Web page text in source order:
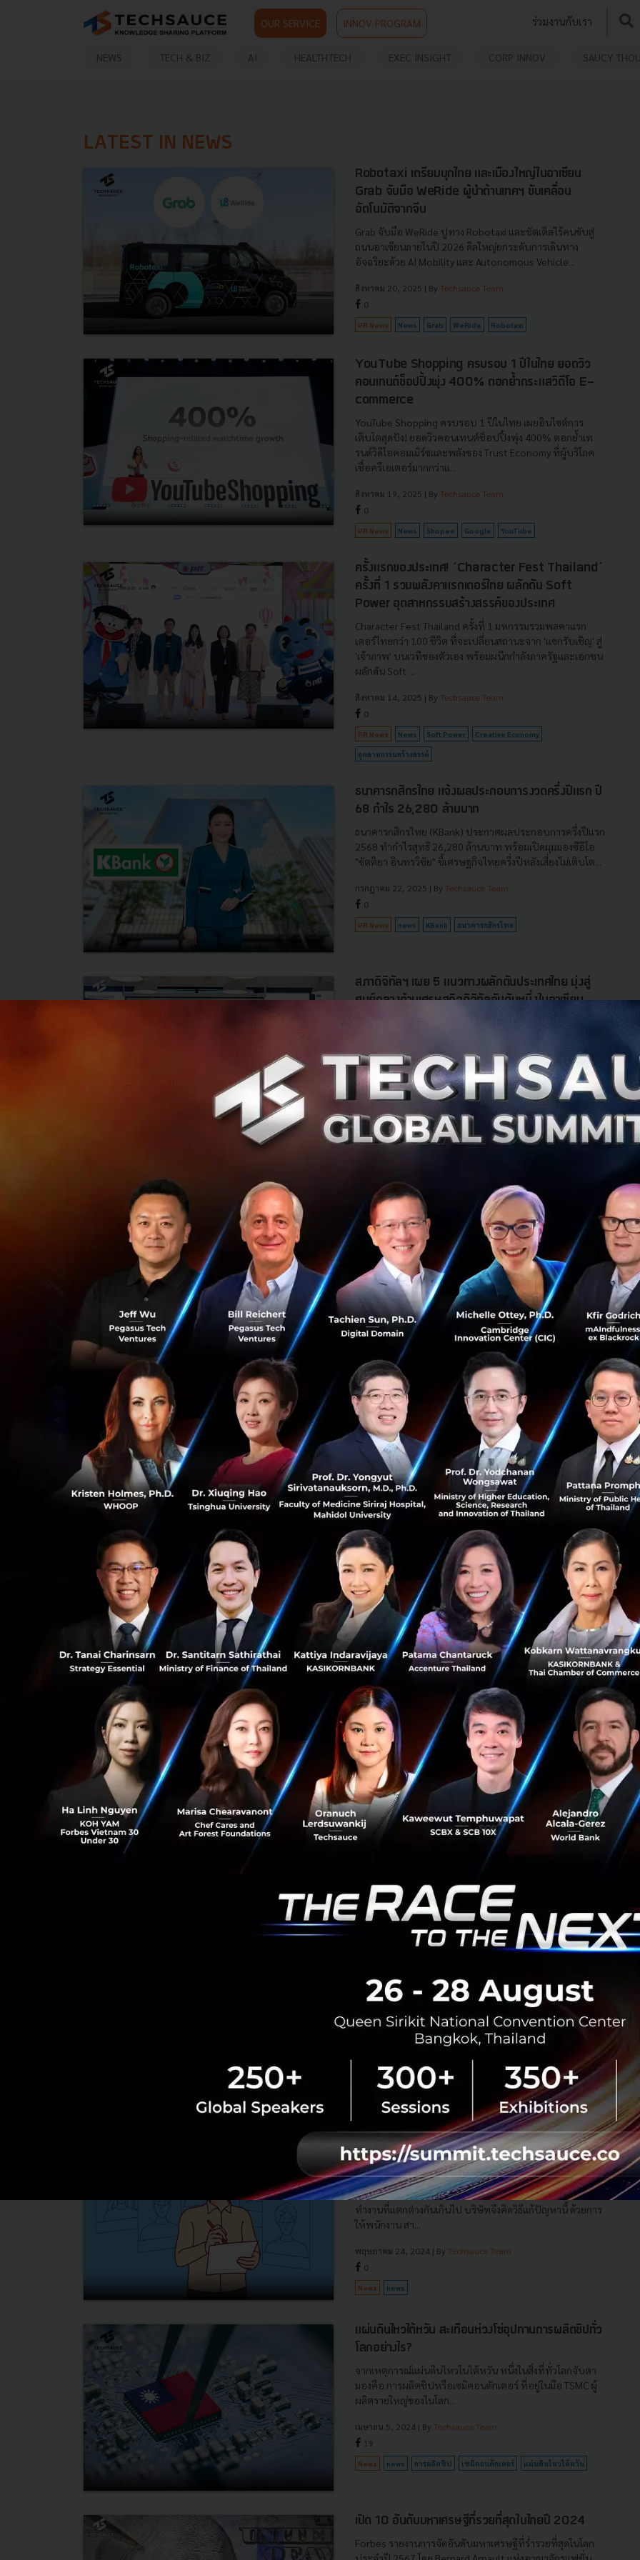
OUR SERVICE INNOV PROGRAM ร่วมงานกับเรา
NEWS TECH & BIZ AI HEALTHTECH EXEC INSIGHT CORP INNOV SAUCY
LATEST IN NEWS
Robotaxi เตรียมบุกไทย และเมืองใหญ่ในอาเซียน
Grab จับมือ WeRide ผู้นำด้านเทคฯ ขับเคลื่อน
อัตโนมัติจากจีน
Grab จับมือ WeRide ปูทาง Robotaxi และชัตเติลไร้คนขับสู่
ถนนอาเซียนภายในปี 2026 ดีลใหญ่ยกระดับการเดินทาง
อัจฉริยะด้วย AI Mobility และ Autonomous Vehicle...
สิงหาคม 20, 2025 | By Techsauce Team
0
PR News News Grab WeRide Robotaxi
YouTube Shopping ครบรอบ 1 ปีในไทย ยอดวิว
คอนเทนต์ช็อปปิ้งพุ่ง 400% ตอกย้ำกระแสวิดีโอ E-
commerce
YouTube Shopping ครบรอบ 1 ปีในไทย เผยอินไซต์การ
เติบโตสุดปัง! ยอดวิวคอนเทนต์ช็อปปิ้งพุ่ง 400% ตอกย้ำเท
รนด์วิดีโอคอมเมิร์ซและพลังของ Trust Economy ที่ผู้บริโภค
เชื่อครีเอเตอร์มากกว่าแ...
สิงหาคม 19, 2025 | By Techsauce Team
0
PR News News Shopee Google YouTube
ครั้งแรกของประเทศ! ‘Character Fest Thailand’
ครั้งที่ 1 รวมพลังคาแรกเตอร์ไทย ผลักดัน Soft
Power อุตสาหกรรมสร้างสรรค์ของประเทศ
Character Fest Thailand ครั้งที่ 1 มหกรรมรวมพลคาแรก
เตอร์ไทยกว่า 100 ชีวิต ที่จะเปลี่ยนสถานะจาก 'แขกรับเชิญ' สู่
'เจ้าภาพ' บนเวทีของตัวเอง พร้อมผนึกกำลังภาครัฐและเอกชน
ผลักดัน Soft ...
สิงหาคม 14, 2025 | By Techsauce Team
0
PR News News Soft Power Creative Economy
อุตสาหกรรมสร้างสรรค์
ธนาคารกสิกรไทย แจ้งผลประกอบการงวดครึ่งปีแรก ปี
68 กำไร 26,280 ล้านบาท
ธนาคารกสิกรไทย (KBank) ประกาศผลประกอบการครึ่งปีแรก
2568 ทำกำไรสุทธิ 26,280 ล้านบาท พร้อมเปิดมุมมองซีอีโอ
"ขัตติยา อินทรวิชัย" ชี้เศรษฐกิจไทยครึ่งปีหลังเสี่ยงไม่เติบโต...
กรกฎาคม 22, 2025 | By Techsauce Team
0
PR News news KBank ธนาคารกสิกรไทย
สภาดิจิทัลฯ เผย 5 แนวทางผลักดันประเทศไทย มุ่งสู่
ศูนย์กลางด้านเศรษฐกิจดิจิทัลอันดับหนึ่งในอาเซียน
ผลักดันให้ประเทศไทยคว้าอันดับที่ 25 ขีดความสามารถในการ
แข่งขันในปี 2024 แซงห...
มิถุนายน 30, 2024| ByTechsauce Team
News DCT news
ธุรกิจระดมทุนขับเคลื่อนตลาดทุนไทย
นายธนพจน์ ภาคสุวรรณ รองผู้จัดการใหญ่อาวุโส ประธานเจ้า
หน้าที่บริหาร กลุ่มธุรกิจ Wholesale ธนาคารไทยพาณิชย์
ฉลองความสำเร็จ 15 รางวัลจาก 9 สถาบันชั้นนำทั้งในประเทศ
และต่างประเทศ...
มิถุนายน 28, 2024| ByTechsauce Team
0
PR News news
SCBX แจ้งยุติการให้บริการแอปพลิเคชัน
Robinhood มีผลตั้งแต่วันที่ 31 ก.ค. 2567
บริษัท เอสซีบี เอกซ์ จำกัด (มหาชน) แจ้งยุติการให้บริการ
แอปพลิเคชัน Robinhood ของบริษัท เพอร์เพิล เวนเจอร์ส
จำกัด ซึ่งเป็นบริษัทภายใต้กลุ่มเอสซีบี เอกซ์...
มิถุนายน 25, 2024| By
Techsauce Team
0
news robinhood
TMA เผยสิงคโปร์ครองแชมป์ประเทศที่มีขีดความ
สามารถที่สุดในโลกโดย IMD ไทยขยับขึ้นมาอันดับที่ 25
สมาคมการจัดการธุรกิจแห่งประเทศไทย (TMA) เผยสิงคโปร์
ครองแชมป์ขีดความสามารถในการแข่งขันสูงสุดในโลก จัด
อันดับโดย World Competitiveness Center ของ IMD ประจำ
ปี 2567 ไทยอยู่ที่ 25 และคว้...
มิถุนายน 21, 2024| ByTechsauce Team
News news
ลงทุนแบบใด Gen Z ใช้โหราศาสตร์ ไพ่ทาโรต์ ช่วย
เลือกหุ้น เผยช่วยสร้างความมั่นใจ
ซื้อหุ้นตัวไหนดี ? บางคนดูกราฟ บางคนดูตามกระแสโลก บาง
คนมีที่ปรึกษาด้านการลงทุน แต่ Gen Z ให้ดวงดาวและชะตา
พาไป เทรนด์ลงทุนคนรุ่นใหม่ ใช้โหราศาสตร์และไพ่ทาโรต์
ช่วยเลือกหุ้น...
Techsauce Team
News news investment
ตลาดหลักทรัพย์ฯ ร่วมมือ Carbonwize ปั้น
แพลตฟอร์มจัดการข้อมูลคาร์บอนฟุตพริ้นท์ นำทาง
ตลาดหลักทรัพย์แห่งประเทศไทย (SET) ร่วมกับ Carbonwize
พัฒนาแพลตฟอร์มกลางจัดการข้อมูลก๊าซเรือนกระจกสำหรับ
บริษัทจดทะเบียน เพื่อปฏิวัติรูปแบบการจัดทำรายงานก๊าซ
เรือนกระจกแบบเดิม ให้ง่าย...
มิถุนายน 12, 2024| By
Sustainable Focus news
เข้ากับหัวหน้าไม่ได้ จะลาออกหรือไปต่อ ญี่ปุ่นผุดไอเดีย
‘ให้พนักงานเลือกหัวหน้าที่ชอบ’
บริษัทญี่ปุ่นค้นพบว่าพนักงานโดยเฉพาะคนรุ่นใหม่มักมีปัญหา
กับหัวหน้างานจนต้องลาออก ซึ่งส่วนหนึ่งมาจากสไตล์การ
ทำงานที่แตกต่างกันเกินไป บริษัทจึงคิดวิธีแก้ปัญหานี้ ด้วยการ
ให้พนักงาน สา...
พฤษภาคม 24, 2024 | By Techsauce Team
0
News news
แผ่นดินไหวไต้หวัน สะเทือนห่วงโซ่อุปทานการผลิตชิปทั่ว
โลกอย่างไร?
จากเหตุการณ์แผ่นดินไหวในไต้หวัน หนึ่งในสิ่งที่ทั่วโลกจับตา
มองคือ การผลิตชิปหรือเซมิคอนดักเตอร์ ที่อยู่ในมือ TSMC ผู้
ผลิตรายใหญ่ของในโลก...
เมษายน 5, 2024 | By Techsauce Team
19
News news การผลิตชิป เซมิคอนดักเตอร์ แผ่นดินไหวไต้หวัน
เปิด 10 อันดับมหาเศรษฐีที่รวยที่สุดในไทยปี 2024
Forbes รายงานการจัดอันดับมหาเศรษฐีที่ร่ำรวยที่สุดในโลก